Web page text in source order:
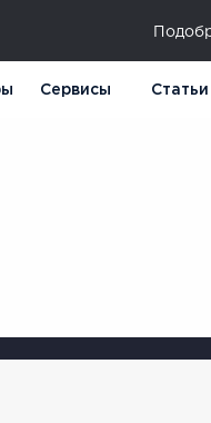
Сервисы Статьи